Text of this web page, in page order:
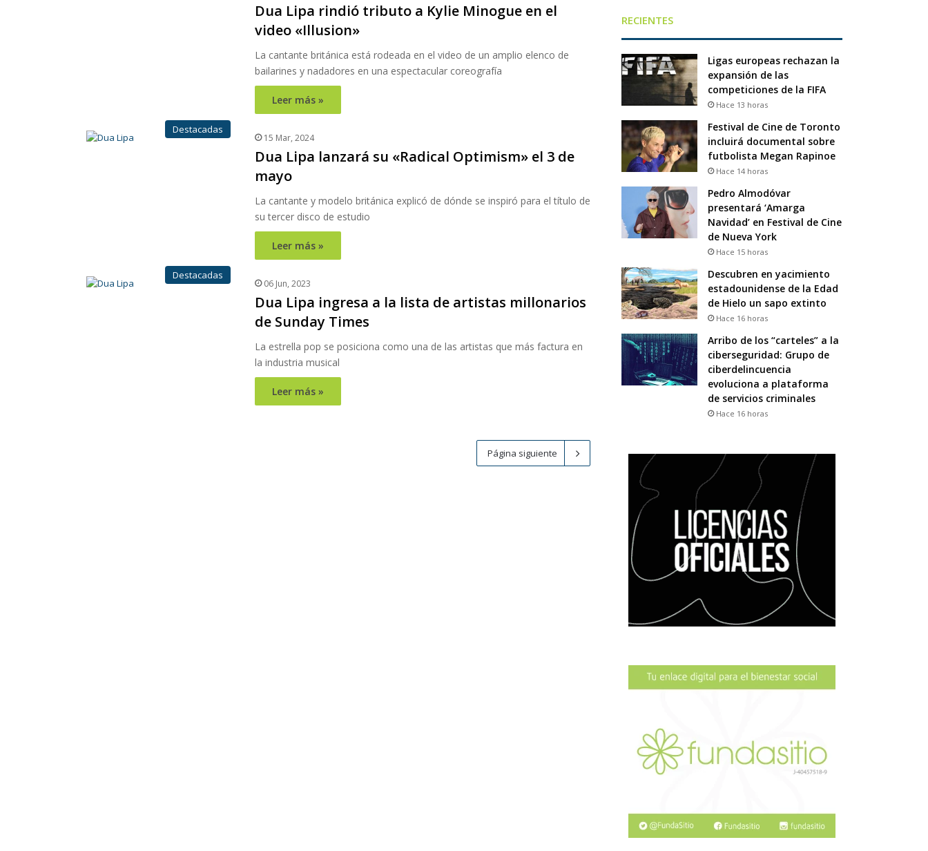
Dua Lipa rindió tributo a Kylie Minogue en el
video «Illusion»
La cantante británica está rodeada en el video de un amplio elenco de
bailarines y nadadores en una espectacular coreografía
Leer más »
Destacadas
15 Mar, 2024
Dua Lipa lanzará su «Radical Optimism» el 3 de
mayo
La cantante y modelo británica explicó de dónde se inspiró para el título de
su tercer disco de estudio
Leer más »
Destacadas
06 Jun, 2023
Dua Lipa ingresa a la lista de artistas millonarios
de Sunday Times
La estrella pop se posiciona como una de las artistas que más factura en
la industria musical
Leer más »
Página siguiente
RECIENTES
Ligas europeas rechazan la
expansión de las
competiciones de la FIFA
Hace 13 horas
Festival de Cine de Toronto
incluirá documental sobre
futbolista Megan Rapinoe
Hace 14 horas
Pedro Almodóvar
presentará ‘Amarga
Navidad’ en Festival de Cine
de Nueva York
Hace 15 horas
Descubren en yacimiento
estadounidense de la Edad
de Hielo un sapo extinto
Hace 16 horas
Arribo de los “carteles” a la
ciberseguridad: Grupo de
ciberdelincuencia
evoluciona a plataforma
de servicios criminales
Hace 16 horas